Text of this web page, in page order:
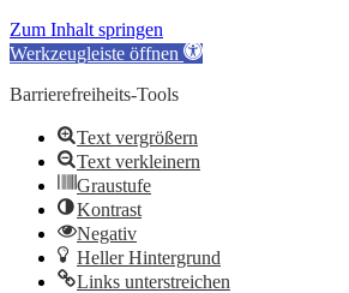
Zum Inhalt springen
Werkzeugleiste öffnen
Barrierefreiheits-Tools
Text vergrößern
Text verkleinern
Graustufe
Kontrast
Negativ
Heller Hintergrund
Links unterstreichen